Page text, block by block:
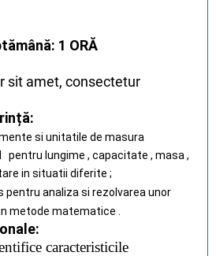
1 ORĂ
sit amet, consectetur
si unitatile de masura
lungime , capacitate , masa ,
in situatii diferite ;
analiza si rezolvarea unor
metode matematice .
caracteristicile